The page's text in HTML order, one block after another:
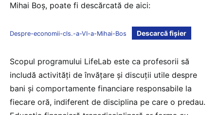
Mihai Boș, poate fi descărcată de aici:
Despre-economii-cls.-a-VI-a-Mihai-Bos Descarcă fișier
Scopul programului LifeLab este ca profesorii să
includă activități de învățare și discuții utile despre
bani și comportamente financiare responsabile la
fiecare oră, indiferent de disciplina pe care o predau.